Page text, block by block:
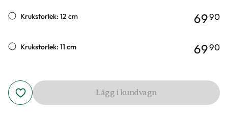
Krukstorlek: 12 cm 6990
Krukstorlek: 11 cm 6990
Lägg i kundvagn